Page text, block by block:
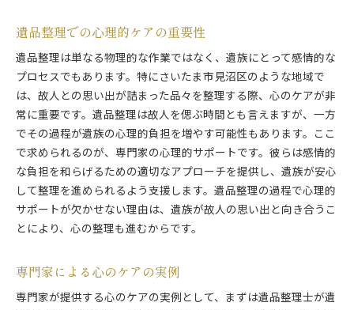
遺品整理での心理的ケアの重要性
遺品整理は単なる物理的な作業ではなく、遺族にとって感情的な
プロセスでもあります。特にさいたま市見沼区のような地域で
は、故人との思い出が詰まった品々を整理する際、心のケアが非
常に重要です。遺品整理は故人を偲ぶ時間とも言えますが、一方
でその過程が遺族の心理的負担を増やす可能性もあります。ここ
で求められるのが、専門家の心理的サポートです。彼らは感情的
な負担を和らげるための適切なアプローチを提供し、遺族が安心
して整理を進められるよう支援します。遺品整理の過程で心理的
サポートが欠かせない理由は、遺族が故人の思い出と向き合うこ
とにより、心の整理も進むからです。
専門家による心のケアの実例
専門家が提供する心のケアの実例として、まずは遺品整理士が遺